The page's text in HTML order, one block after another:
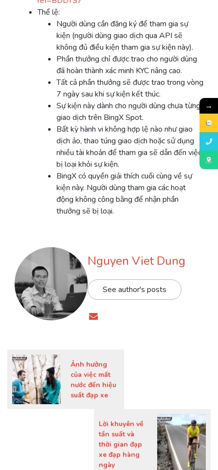
Thể lệ:
Người dùng cần đăng ký để tham gia sự
kiện (người dùng giao dịch qua API sẽ
không đủ điều kiện tham gia sự kiện này).
Phần thưởng chỉ được trao cho người dùng
đã hoàn thành xác minh KYC nâng cao.
Tất cả phần thưởng sẽ được trao trong vòng
7 ngày sau khi sự kiện kết thúc.
Sự kiện này dành cho người dùng chưa từng
giao dịch trên BingX Spot.
Bất kỳ hành vi không hợp lệ nào như giao
dịch ảo, thao túng giao dịch hoặc sử dụng
nhiều tài khoản để tham gia sẽ dẫn đến việc
bị loại khỏi sự kiện.
BingX có quyền giải thích cuối cùng về sự
kiện này. Người dùng tham gia các hoạt
động không công bằng để nhận phần
thưởng sẽ bị loại.
Nguyen Viet Dung
See author's posts
Ảnh hưởng
của việc mất
nước đến hiệu
suất đạp xe
Lời khuyên về
tần suất và
thời gian đạp
xe đạp hàng
ngày
→